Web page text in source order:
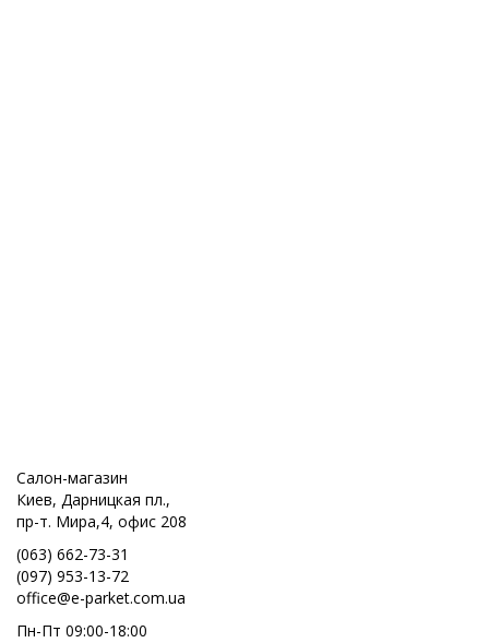
Салон-магазин
Киев, Дарницкая пл.,
пр-т. Мира,4, офис 208
(063) 662-73-31
(097) 953-13-72
office@e-parket.com.ua
Пн-Пт 09:00-18:00